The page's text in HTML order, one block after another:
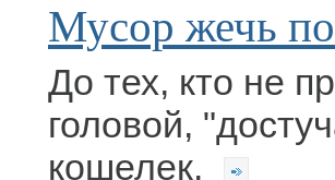
Мусор жечь
До тех, кто не
головой,
кошелек.